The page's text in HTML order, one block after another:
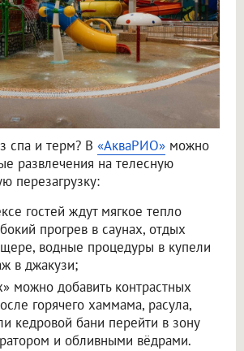
спа и терм? В «АкваРИО» можно
развлечения на телесную
перезагрузку:
гостей ждут мягкое тепло
прогрев в саунах, отдых
водные процедуры в купели
в джакузи;
можно добавить контрастных
горячего хаммама, расула,
кедровой бани перейти в зону
и обливными вёдрами.